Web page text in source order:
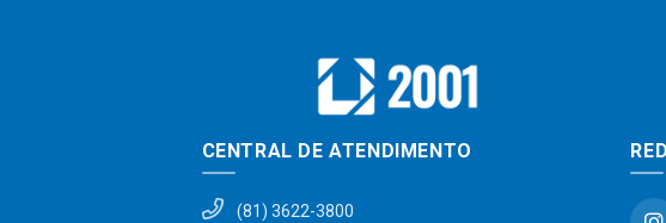
CENTRAL DE ATENDIMENTO
(81) 3622-3800